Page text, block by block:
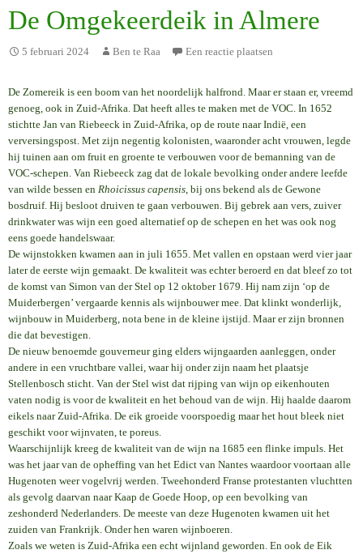
De Omgekeerdeik in Almere
5 februari 2024 Ben te Raa Een reactie plaatsen
De Zomereik is een boom van het noordelijk halfrond. Maar er staan er, vreemd
genoeg, ook in Zuid-Afrika. Dat heeft alles te maken met de VOC. In 1652
stichtte Jan van Riebeeck in Zuid-Afrika, op de route naar Indië, een
verversingspost. Met zijn negentig kolonisten, waaronder acht vrouwen, legde
hij tuinen aan om fruit en groente te verbouwen voor de bemanning van de
VOC-schepen. Van Riebeeck zag dat de lokale bevolking onder andere leefde
van wilde bessen en Rhoicissus capensis , bij ons bekend als de Gewone
bosdruif. Hij besloot druiven te gaan verbouwen. Bij gebrek aan vers, zuiver
drinkwater was wijn een goed alternatief op de schepen en het was ook nog
eens goede handelswaar.
De wijnstokken kwamen aan in juli 1655. Met vallen en opstaan werd vier jaar
later de eerste wijn gemaakt. De kwaliteit was echter beroerd en dat bleef zo tot
de komst van Simon van der Stel op 12 oktober 1679. Hij nam zijn ‘op de
Muiderbergen’ vergaarde kennis als wijnbouwer mee. Dat klinkt wonderlijk,
wijnbouw in Muiderberg, nota bene in de kleine ijstijd. Maar er zijn bronnen
die dat bevestigen.
De nieuw benoemde gouverneur ging elders wijngaarden aanleggen, onder
andere in een vruchtbare vallei, waar hij onder zijn naam het plaatsje
Stellenbosch sticht. Van der Stel wist dat rijping van wijn op eikenhouten
vaten nodig is voor de kwaliteit en het behoud van de wijn. Hij haalde daarom
eikels naar Zuid-Afrika. De eik groeide voorspoedig maar het hout bleek niet
geschikt voor wijnvaten, te poreus.
Waarschijnlijk kreeg de kwaliteit van de wijn na 1685 een flinke impuls. Het
was het jaar van de opheffing van het Edict van Nantes waardoor voortaan alle
Hugenoten weer vogelvrij werden. Tweehonderd Franse protestanten vluchtten
als gevolg daarvan naar Kaap de Goede Hoop, op een bevolking van
zeshonderd Nederlanders. De meeste van deze Hugenoten kwamen uit het
zuiden van Frankrijk. Onder hen waren wijnboeren.
Zoals we weten is Zuid-Afrika een echt wijnland geworden. En ook de Eik